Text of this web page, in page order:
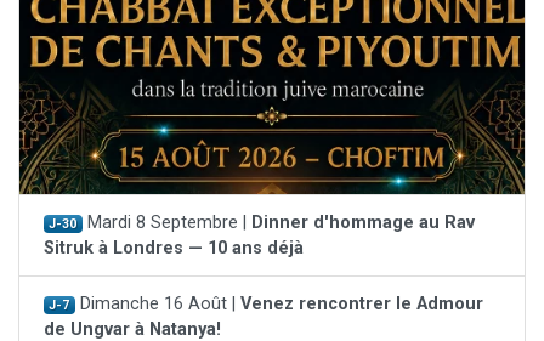
J-30 Mardi 8 Septembre |
Dinner d'hommage au Rav
Sitruk à Londres — 10 ans déjà
J-7 Dimanche 16 Août | Venez rencontrer le Admour
de Ungvar à Natanya!